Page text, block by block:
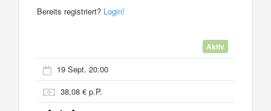
Bereits registriert? Login!
Aktiv
19 Sept. 20:00
38,08 € p.P.